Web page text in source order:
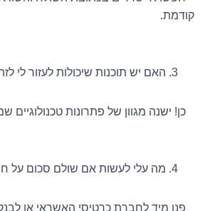
קודמת.
האם יש תוכנות שיכולות לעזור לי
כן! ישנה מגוון של פתרונות טכנולוגיים
מה עלי לעשות אם שולם סכום על
פנו מיד לחברת כרטיסי האשראי או